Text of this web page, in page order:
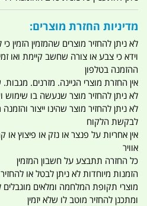
מדיניות החזרת מוצרים:
לא ניתן להחזיר מוצרים שהמזמין הזמין
וידא כי צבע או צורה שחשב קיימת ואו
ההזמנה בטלפון
אין החזרת מוצרי הגיינה. מזרנים.
לא ניתן להחזיר מוצר שנעשה בו שימוש
לא ניתן להחזיר מוצר שהינו ייצור
לבקשת הלקוח
אין אחריות על פנצר או נזק או פיצוץ או
אוויר
כל החזרה תתבצע על חשבון המזמין
הזמנות מיוחדות לא ניתן לבטל או להחזיר
מוצרי תקופת המלחמה ומלאים מוגבלים
ומתכנן להחזיר מוטב לו שלא יזמין